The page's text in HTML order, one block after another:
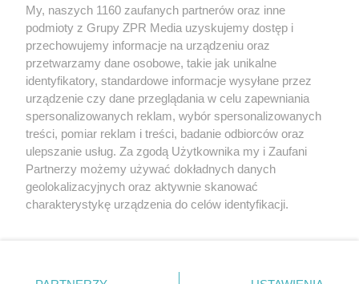
Żaden utwór zamieszczony w serwisie nie może być powielany i
rozpowszechniany lub dalej rozpowszechniany w jakikolwiek sposób (w
tym także elektroniczny lub mechaniczny) na jakimkolwiek polu
eksploatacji w jakiejkolwiek formie, włącznie z umieszczaniem w
Internecie bez pisemnej zgody właściciela praw. Jakiekolwiek użycie lub
wykorzystanie utworów w całości lub w części z naruszeniem prawa,
tzn. bez właściwej zgody, jest zabronione pod groźbą kary i może być
ścigane prawnie.
My, naszych 1160 zaufanych partnerów oraz inne
podmioty z Grupy ZPR Media uzyskujemy dostęp i
przechowujemy informacje na urządzeniu oraz
przetwarzamy dane osobowe, takie jak unikalne
identyfikatory, standardowe informacje wysyłane przez
urządzenie czy dane przeglądania w celu zapewniania
spersonalizowanych reklam, wybór spersonalizowanych
treści, pomiar reklam i treści, badanie odbiorców oraz
ulepszanie usług. Za zgodą Użytkownika my i Zaufani
Partnerzy możemy używać dokładnych danych
geolokalizacyjnych oraz aktywnie skanować
charakterystykę urządzenia do celów identyfikacji.
zmienić/wycofać klikając przycisk ustawień prywatności